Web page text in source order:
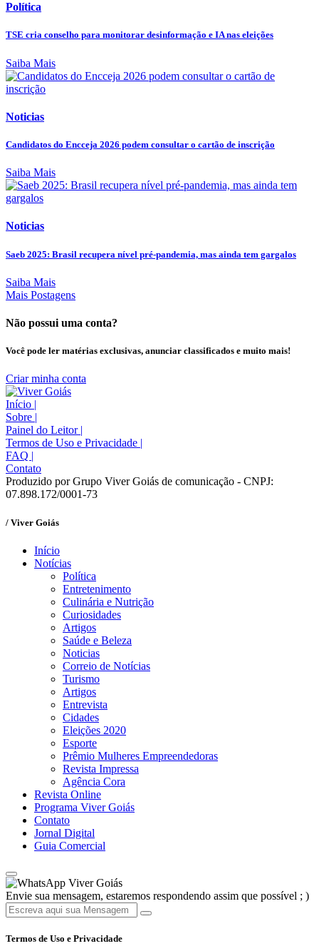
Política
TSE cria conselho para monitorar desinformação e IA nas eleições
Saiba Mais
Noticias
Candidatos do Encceja 2026 podem consultar o cartão de inscrição
Saiba Mais
Noticias
Saeb 2025: Brasil recupera nível pré-pandemia, mas ainda tem gargalos
Saiba Mais
Mais Postagens
Não possui uma conta?
Você pode ler matérias exclusivas, anunciar classificados e muito mais!
Criar minha conta
Início |
Sobre |
Painel do Leitor |
Termos de Uso e Privacidade |
FAQ |
Contato
Produzido por Grupo Viver Goiás de comunicação - CNPJ:
07.898.172/0001-73
/ Viver Goiás
Início
Notícias
Política
Entretenimento
Culinária e Nutrição
Curiosidades
Artigos
Saúde e Beleza
Noticias
Correio de Notícias
Turismo
Artigos
Entrevista
Cidades
Eleições 2020
Esporte
Prêmio Mulheres Empreendedoras
Revista Impressa
Agência Cora
Revista Online
Programa Viver Goiás
Contato
Jornal Digital
Guia Comercial
Viver Goiás
Envie sua mensagem, estaremos respondendo assim que possível ; )
Termos de Uso e Privacidade